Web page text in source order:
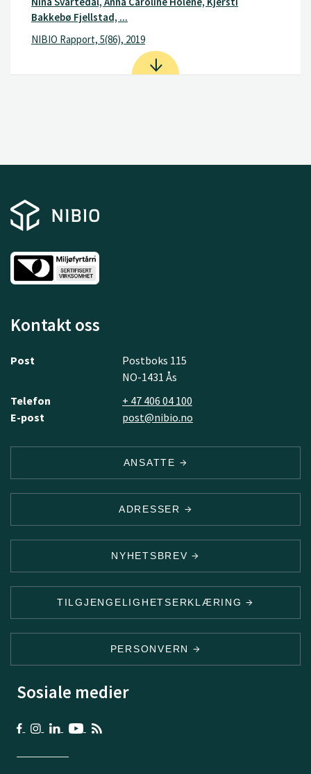
Bakkebø Fjellstad, ...
NIBIO Rapport, 5(86), 2019
Kontakt oss
Post
Postboks 115
NO-1431 Ås
Telefon
+ 47 406 04 100
E-post
post@nibio.no
ANSATTE
ADRESSER
NYHETSBREV
TILGJENGELIGHETSERKLÆRING
PERSONVERN
Sosiale medier